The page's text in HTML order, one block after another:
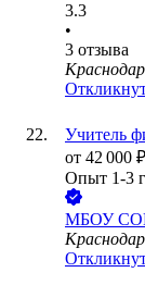
3.3
•
3 отзыва
Учитель
от 42 000 ₽
Опыт 1-3
МБОУ